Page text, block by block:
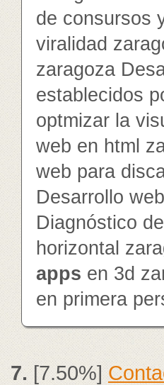
de consursos
viralidad
zaragoza
establecidos
optmizar la
web en html
web para
Desarrollo
Diagnóstico
horizontal
apps en 3d
en primera
7.[7.50%]